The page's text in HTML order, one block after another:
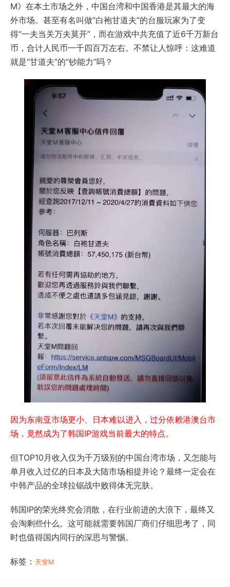
M》在本土市场之外，中国台湾和中国香港是其最大的海
外市场。甚至有名叫做“白袍甘道夫”的台服玩家为了变
得“一夫当关万夫莫开”，而在游戏中共充值了近6千万新台
币，合计人民币一千四百万左右。不禁让人惊呼：这难道
就是“甘道夫”的“钞能力”吗？
因为东南亚市场更小、日本难以进入，过分依赖港澳台市
场，竟然成为了韩国IP游戏当前最大的特点。
但TOP10月收入仅为千万级别的中国台湾市场，又怎能与
单月收入过亿的日本及大陆市场相提并论？最终一定会在
中韩产品的全球拉锯战中败得体无完肤。
韩国IP的荣光终究会消散，在行业前进的大浪下，最终又
会淘剩些什么。这可能就需要韩国厂商们仔细思考了，同
时也值得国内同行的深思与警惕。
标签： 天堂M